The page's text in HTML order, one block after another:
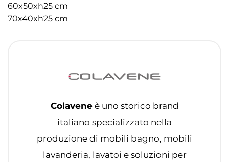
60x50xh25 cm
70x40xh25 cm
Colaveneè uno storico brand
italiano specializzato nella
produzione di mobili bagno, mobili
lavanderia, lavatoi e soluzioni per